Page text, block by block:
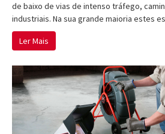
de baixo de vias de intenso tráfego,
industriais. Na sua grande maioria estes
Ler Mais